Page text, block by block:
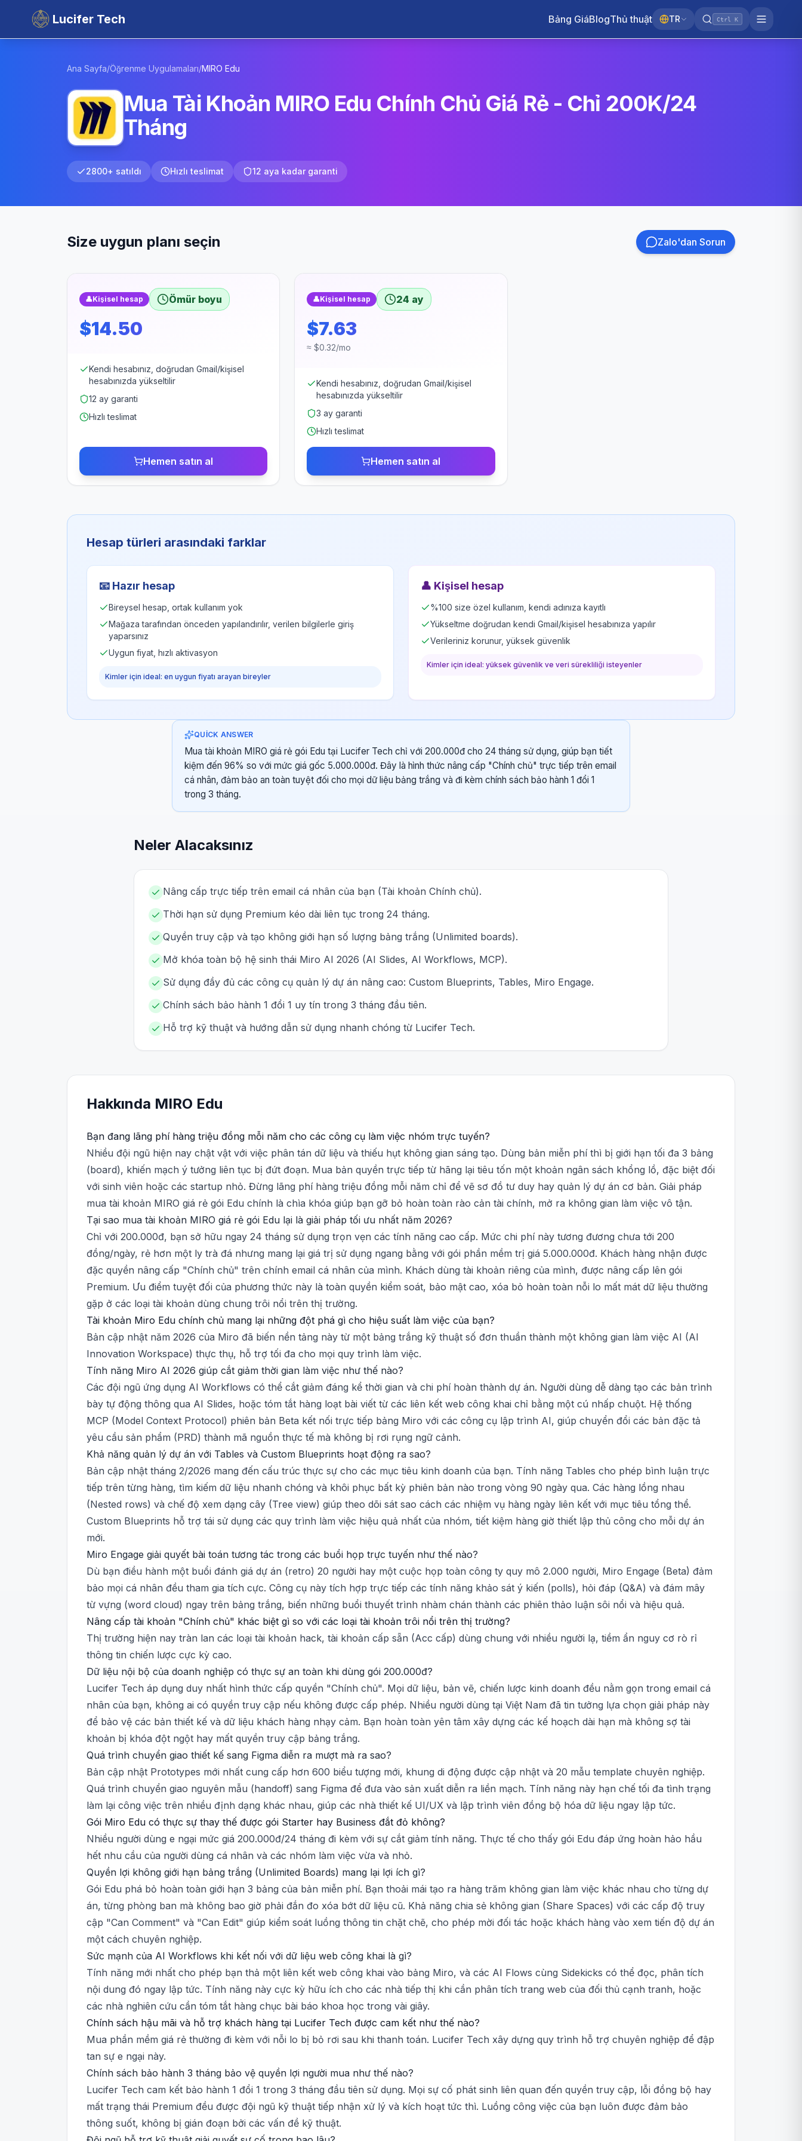
Lucifer Tech Bảng GiáBlogThủ thuật TR Ctrl K
Ana Sayfa/Öğrenme Uygulamaları/MIRO Edu
Mua Tài Khoản MIRO Edu Chính Chủ Giá Rẻ - Chỉ 200K/24
Tháng
2800+ satıldı Hızlı teslimat 12 aya kadar garanti
Size uygun planı seçin Zalo'dan Sorun
👤Kişisel hesap Ömür boyu
$14.50
Kendi hesabınız, doğrudan Gmail/kişisel
hesabınızda yükseltilir
12 ay garanti
Hızlı teslimat
Hemen satın al
👤Kişisel hesap 24 ay
$7.63
≈ $0.32/mo
Kendi hesabınız, doğrudan Gmail/kişisel
hesabınızda yükseltilir
3 ay garanti
Hızlı teslimat
Hemen satın al
Hesap türleri arasındaki farklar
📧 Hazır hesap
Bireysel hesap, ortak kullanım yok
Mağaza tarafından önceden yapılandırılır, verilen bilgilerle giriş
yaparsınız
Uygun fiyat, hızlı aktivasyon
Kimler için ideal: en uygun fiyatı arayan bireyler
👤 Kişisel hesap
%100 size özel kullanım, kendi adınıza kayıtlı
Yükseltme doğrudan kendi Gmail/kişisel hesabınıza yapılır
Verileriniz korunur, yüksek güvenlik
Kimler için ideal: yüksek güvenlik ve veri sürekliliği isteyenler
QUICK ANSWER
Mua tài khoản MIRO giá rẻ gói Edu tại Lucifer Tech chỉ với 200.000đ cho 24 tháng sử dụng, giúp bạn tiết
kiệm đến 96% so với mức giá gốc 5.000.000đ. Đây là hình thức nâng cấp "Chính chủ" trực tiếp trên email
cá nhân, đảm bảo an toàn tuyệt đối cho mọi dữ liệu bảng trắng và đi kèm chính sách bảo hành 1 đổi 1
trong 3 tháng.
Neler Alacaksınız
Nâng cấp trực tiếp trên email cá nhân của bạn (Tài khoản Chính chủ).
Thời hạn sử dụng Premium kéo dài liên tục trong 24 tháng.
Quyền truy cập và tạo không giới hạn số lượng bảng trắng (Unlimited boards).
Mở khóa toàn bộ hệ sinh thái Miro AI 2026 (AI Slides, AI Workflows, MCP).
Sử dụng đầy đủ các công cụ quản lý dự án nâng cao: Custom Blueprints, Tables, Miro Engage.
Chính sách bảo hành 1 đổi 1 uy tín trong 3 tháng đầu tiên.
Hỗ trợ kỹ thuật và hướng dẫn sử dụng nhanh chóng từ Lucifer Tech.
Hakkında MIRO Edu
Bạn đang lãng phí hàng triệu đồng mỗi năm cho các công cụ làm việc nhóm trực tuyến?
Nhiều đội ngũ hiện nay chật vật với việc phân tán dữ liệu và thiếu hụt không gian sáng tạo. Dùng bản miễn phí thì bị giới hạn tối đa 3 bảng
(board), khiến mạch ý tưởng liên tục bị đứt đoạn. Mua bản quyền trực tiếp từ hãng lại tiêu tốn một khoản ngân sách khổng lồ, đặc biệt đối
với sinh viên hoặc các startup nhỏ. Đừng lãng phí hàng triệu đồng mỗi năm chỉ để vẽ sơ đồ tư duy hay quản lý dự án cơ bản. Giải pháp
mua tài khoản MIRO giá rẻ gói Edu chính là chìa khóa giúp bạn gỡ bỏ hoàn toàn rào cản tài chính, mở ra không gian làm việc vô tận.
Tại sao mua tài khoản MIRO giá rẻ gói Edu lại là giải pháp tối ưu nhất năm 2026?
Chỉ với 200.000đ, bạn sở hữu ngay 24 tháng sử dụng trọn vẹn các tính năng cao cấp. Mức chi phí này tương đương chưa tới 200
đồng/ngày, rẻ hơn một ly trà đá nhưng mang lại giá trị sử dụng ngang bằng với gói phần mềm trị giá 5.000.000đ. Khách hàng nhận được
đặc quyền nâng cấp "Chính chủ" trên chính email cá nhân của mình. Khách dùng tài khoản riêng của mình, được nâng cấp lên gói
Premium. Ưu điểm tuyệt đối của phương thức này là toàn quyền kiểm soát, bảo mật cao, xóa bỏ hoàn toàn nỗi lo mất mát dữ liệu thường
gặp ở các loại tài khoản dùng chung trôi nổi trên thị trường.
Tài khoản Miro Edu chính chủ mang lại những đột phá gì cho hiệu suất làm việc của bạn?
Bản cập nhật năm 2026 của Miro đã biến nền tảng này từ một bảng trắng kỹ thuật số đơn thuần thành một không gian làm việc AI (AI
Innovation Workspace) thực thụ, hỗ trợ tối đa cho mọi quy trình làm việc.
Tính năng Miro AI 2026 giúp cắt giảm thời gian làm việc như thế nào?
Các đội ngũ ứng dụng AI Workflows có thể cắt giảm đáng kể thời gian và chi phí hoàn thành dự án. Người dùng dễ dàng tạo các bản trình
bày tự động thông qua AI Slides, hoặc tóm tắt hàng loạt bài viết từ các liên kết web công khai chỉ bằng một cú nhấp chuột. Hệ thống
MCP (Model Context Protocol) phiên bản Beta kết nối trực tiếp bảng Miro với các công cụ lập trình AI, giúp chuyển đổi các bản đặc tả
yêu cầu sản phẩm (PRD) thành mã nguồn thực tế mà không bị rơi rụng ngữ cảnh.
Khả năng quản lý dự án với Tables và Custom Blueprints hoạt động ra sao?
Bản cập nhật tháng 2/2026 mang đến cấu trúc thực sự cho các mục tiêu kinh doanh của bạn. Tính năng Tables cho phép bình luận trực
tiếp trên từng hàng, tìm kiếm dữ liệu nhanh chóng và khôi phục bất kỳ phiên bản nào trong vòng 90 ngày qua. Các hàng lồng nhau
(Nested rows) và chế độ xem dạng cây (Tree view) giúp theo dõi sát sao cách các nhiệm vụ hàng ngày liên kết với mục tiêu tổng thể.
Custom Blueprints hỗ trợ tái sử dụng các quy trình làm việc hiệu quả nhất của nhóm, tiết kiệm hàng giờ thiết lập thủ công cho mỗi dự án
mới.
Miro Engage giải quyết bài toán tương tác trong các buổi họp trực tuyến như thế nào?
Dù bạn điều hành một buổi đánh giá dự án (retro) 20 người hay một cuộc họp toàn công ty quy mô 2.000 người, Miro Engage (Beta) đảm
bảo mọi cá nhân đều tham gia tích cực. Công cụ này tích hợp trực tiếp các tính năng khảo sát ý kiến (polls), hỏi đáp (Q&A) và đám mây
từ vựng (word cloud) ngay trên bảng trắng, biến những buổi thuyết trình nhàm chán thành các phiên thảo luận sôi nổi và hiệu quả.
Nâng cấp tài khoản "Chính chủ" khác biệt gì so với các loại tài khoản trôi nổi trên thị trường?
Thị trường hiện nay tràn lan các loại tài khoản hack, tài khoản cấp sẵn (Acc cấp) dùng chung với nhiều người lạ, tiềm ẩn nguy cơ rò rỉ
thông tin chiến lược cực kỳ cao.
Dữ liệu nội bộ của doanh nghiệp có thực sự an toàn khi dùng gói 200.000đ?
Lucifer Tech áp dụng duy nhất hình thức cấp quyền "Chính chủ". Mọi dữ liệu, bản vẽ, chiến lược kinh doanh đều nằm gọn trong email cá
nhân của bạn, không ai có quyền truy cập nếu không được cấp phép. Nhiều người dùng tại Việt Nam đã tin tưởng lựa chọn giải pháp này
để bảo vệ các bản thiết kế và dữ liệu khách hàng nhạy cảm. Bạn hoàn toàn yên tâm xây dựng các kế hoạch dài hạn mà không sợ tài
khoản bị khóa đột ngột hay mất quyền truy cập bảng trắng.
Quá trình chuyển giao thiết kế sang Figma diễn ra mượt mà ra sao?
Bản cập nhật Prototypes mới nhất cung cấp hơn 600 biểu tượng mới, khung di động được cập nhật và 20 mẫu template chuyên nghiệp.
Quá trình chuyển giao nguyên mẫu (handoff) sang Figma để đưa vào sản xuất diễn ra liền mạch. Tính năng này hạn chế tối đa tình trạng
làm lại công việc trên nhiều định dạng khác nhau, giúp các nhà thiết kế UI/UX và lập trình viên đồng bộ hóa dữ liệu ngay lập tức.
Gói Miro Edu có thực sự thay thế được gói Starter hay Business đắt đỏ không?
Nhiều người dùng e ngại mức giá 200.000đ/24 tháng đi kèm với sự cắt giảm tính năng. Thực tế cho thấy gói Edu đáp ứng hoàn hảo hầu
hết nhu cầu của người dùng cá nhân và các nhóm làm việc vừa và nhỏ.
Quyền lợi không giới hạn bảng trắng (Unlimited Boards) mang lại lợi ích gì?
Gói Edu phá bỏ hoàn toàn giới hạn 3 bảng của bản miễn phí. Bạn thoải mái tạo ra hàng trăm không gian làm việc khác nhau cho từng dự
án, từng phòng ban mà không bao giờ phải đắn đo xóa bớt dữ liệu cũ. Khả năng chia sẻ không gian (Share Spaces) với các cấp độ truy
cập "Can Comment" và "Can Edit" giúp kiểm soát luồng thông tin chặt chẽ, cho phép mời đối tác hoặc khách hàng vào xem tiến độ dự án
một cách chuyên nghiệp.
Sức mạnh của AI Workflows khi kết nối với dữ liệu web công khai là gì?
Tính năng mới nhất cho phép bạn thả một liên kết web công khai vào bảng Miro, và các AI Flows cùng Sidekicks có thể đọc, phân tích
nội dung đó ngay lập tức. Tính năng này cực kỳ hữu ích cho các nhà tiếp thị khi cần phân tích trang web của đối thủ cạnh tranh, hoặc
các nhà nghiên cứu cần tóm tắt hàng chục bài báo khoa học trong vài giây.
Chính sách hậu mãi và hỗ trợ khách hàng tại Lucifer Tech được cam kết như thế nào?
Mua phần mềm giá rẻ thường đi kèm với nỗi lo bị bỏ rơi sau khi thanh toán. Lucifer Tech xây dựng quy trình hỗ trợ chuyên nghiệp để đập
tan sự e ngại này.
Chính sách bảo hành 3 tháng bảo vệ quyền lợi người mua như thế nào?
Lucifer Tech cam kết bảo hành 1 đổi 1 trong 3 tháng đầu tiên sử dụng. Mọi sự cố phát sinh liên quan đến quyền truy cập, lỗi đồng bộ hay
mất trạng thái Premium đều được đội ngũ kỹ thuật tiếp nhận xử lý và kích hoạt tức thì. Luồng công việc của bạn luôn được đảm bảo
thông suốt, không bị gián đoạn bởi các vấn đề kỹ thuật.